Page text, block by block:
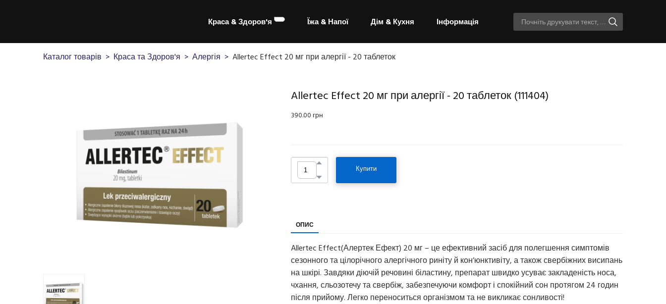
Краса & Здоров'я Їжа & Напої Дім & Кухня Інформація
Каталог товарів Краса та Здоров'я Алергія Allertec Effect 20 мг при алергії - 20 таблеток
Allertec Effect 20 мг при алергії - 20 таблеток (111404)
390.00 грн
Купити
ОПИС
Allertec Effect(Алертек Ефект) 20 мг – це ефективний засіб для полегшення симптомів
сезонного та цілорічного алергічного риніту й кон’юнктивіту, а також свербіжних висипань
на шкірі. Завдяки діючій речовині біластину, препарат швидко усуває закладеність носа,
чхання, сльозотечу та свербіж, забезпечуючи комфорт і спокійний сон протягом 24 годин
після прийому. Легко переноситься організмом та не викликає сонливості!